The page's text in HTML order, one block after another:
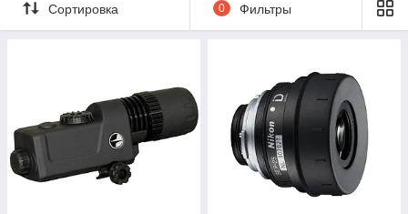
Сортировка 0 Фильтры